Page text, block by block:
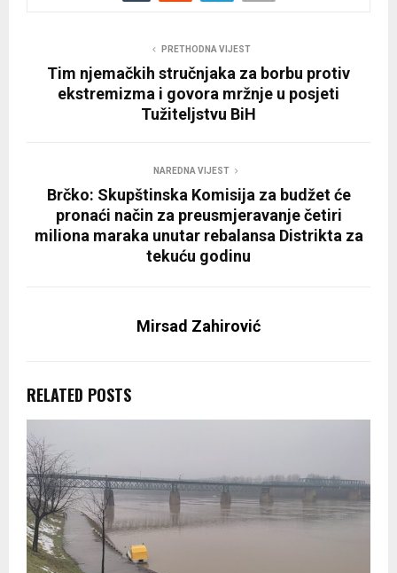
PRETHODNA VIJEST
Tim njemačkih stručnjaka za borbu protiv
ekstremizma i govora mržnje u posjeti
Tužiteljstvu BiH
NAREDNA VIJEST
Brčko: Skupštinska Komisija za budžet će
pronaći način za preusmjeravanje četiri
miliona maraka unutar rebalansa Distrikta za
tekuću godinu
Mirsad Zahirović
RELATED POSTS